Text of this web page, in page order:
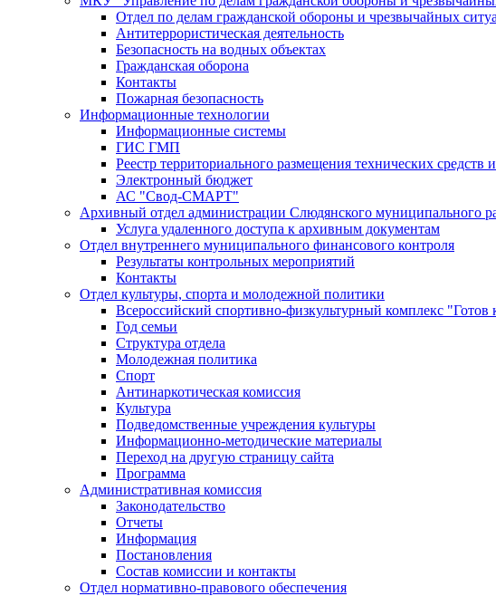
Отдел по делам гражданской обороны и чрезвычайных
Антитеррористическая деятельность
Безопасность на водных объектах
Гражданская оборона
Контакты
Пожарная безопасность
Информационные технологии
Информационные системы
ГИС ГМП
Реестр территориального размещения технических
Электронный бюджет
АС "Свод-СМАРТ"
Архивный отдел администрации Слюдянского муниципального
Услуга удаленного доступа к архивным документам
Отдел внутреннего муниципального финансового контроля
Результаты контрольных мероприятий
Контакты
Отдел культуры, спорта и молодежной политики
Всероссийский спортивно-физкультурный комплекс "Готов
Год семьи
Структура отдела
Молодежная политика
Спорт
Антинаркотическая комиссия
Культура
Подведомственные учреждения культуры
Информационно-методические материалы
Переход на другую страницу сайта
Программа
Административная комиссия
Законодательство
Отчеты
Информация
Постановления
Состав комиссии и контакты
Отдел нормативно-правового обеспечения